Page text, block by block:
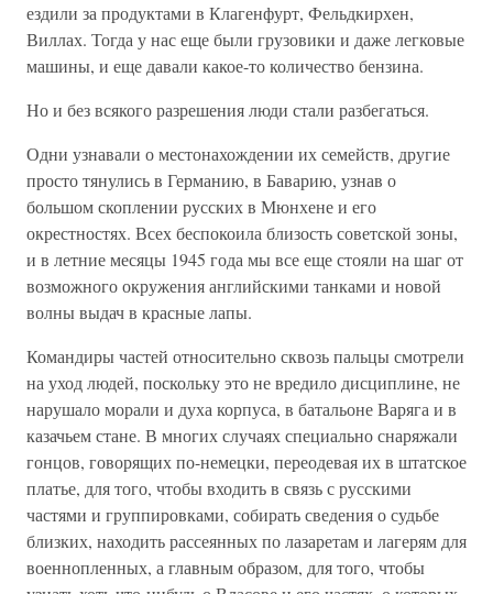
ездили за продуктами в Клагенфурт, Фельдкирхен,
Виллах. Тогда у нас еще были грузовики и даже легковые
машины, и еще давали какое-то количество бензина.
Но и без всякого разрешения люди стали разбегаться.
Одни узнавали о местонахождении их семейств, другие
просто тянулись в Германию, в Баварию, узнав о
большом скоплении русских в Мюнхене и его
окрестностях. Всех беспокоила близость советской зоны,
и в летние месяцы 1945 года мы все еще стояли на шаг от
возможного окружения английскими танками и новой
волны выдач в красные лапы.
Командиры частей относительно сквозь пальцы смотрели
на уход людей, поскольку это не вредило дисциплине, не
нарушало морали и духа корпуса, в батальоне Варяга и в
казачьем стане. В многих случаях специально снаряжали
гонцов, говорящих по-немецки, переодевая их в штатское
платье, для того, чтобы входить в связь с русскими
частями и группировками, собирать сведения о судьбе
близких, находить рассеянных по лазаретам и лагерям для
военнопленных, а главным образом, для того, чтобы